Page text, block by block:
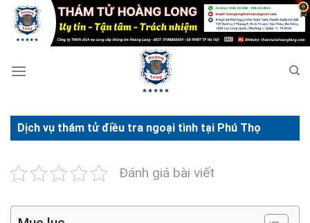
qua
Dịch vụ thám tử điều tra ngoại tình tại Phú Thọ
Đánh giá bài viết